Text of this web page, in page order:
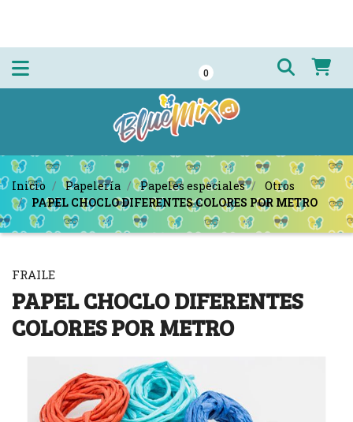
0
Inicio Papelería Papeles especiales
Otros
PAPEL CHOCLO DIFERENTES COLORES POR METRO
FRAILE
PAPEL CHOCLO DIFERENTES
COLORES POR METRO